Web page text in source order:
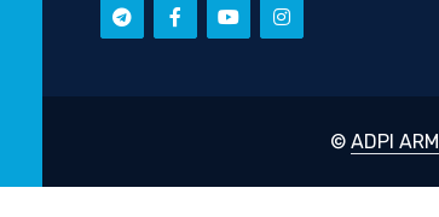
© ADPI ARM